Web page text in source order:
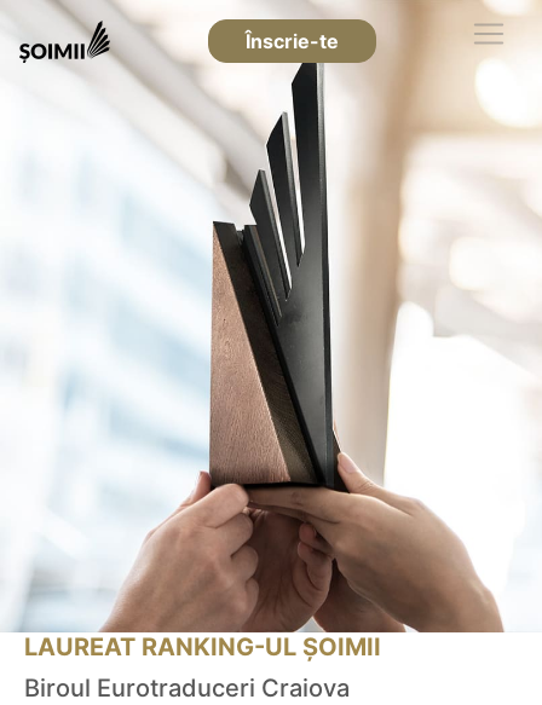
Înscrie-te
LAUREAT RANKING-UL ȘOIMII
Biroul Eurotraduceri Craiova